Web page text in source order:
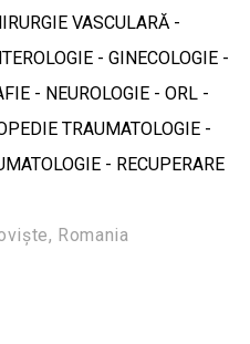
VASCULARĂ -
- GINECOLOGIE -
- NEUROLOGIE - ORL -
TRAUMATOLOGIE -
- RECUPERARE
Romania